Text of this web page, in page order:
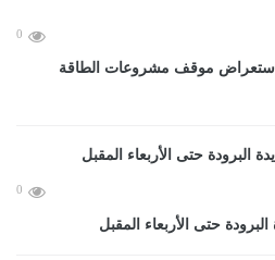
0
موقف مشروعات الطاقة
0